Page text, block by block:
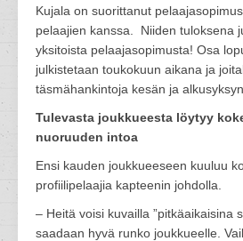
Kujala on suorittanut
pelaajien kanssa. Niiden tuloksena
yksitoista pelaajasopimusta! Osa
julkistetaan toukokuun aikana ja
täsmähankintoja kesän ja
Tulevasta joukkueesta löytyy
nuoruuden intoa
Ensi kauden joukkueeseen kuuluu
profiilipelaajia kapteenin johdolla.
– Heitä voisi kuvailla ”pitkäaikaisina
saadaan hyvä runko joukkueelle.